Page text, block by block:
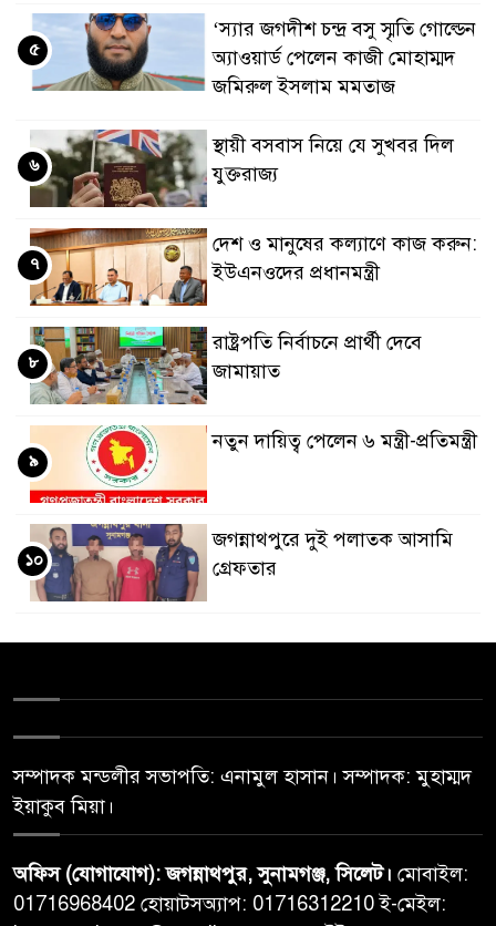
‘স্যার জগদীশ চন্দ্র বসু স্মৃতি গোল্ডেন
অ্যাওয়ার্ড পেলেন কাজী মোহাম্মদ
জমিরুল ইসলাম মমতাজ
৫
স্থায়ী বসবাস নিয়ে যে সুখবর দিল
যুক্তরাজ্য
৬
দেশ ও মানুষের কল্যাণে কাজ করুন:
ইউএনওদের প্রধানমন্ত্রী
৭
রাষ্ট্রপতি নির্বাচনে প্রার্থী দেবে
জামায়াত
৮
নতুন দায়িত্ব পেলেন ৬ মন্ত্রী-প্রতিমন্ত্রী
৯
জগন্নাথপুরে দুই পলাতক আসামি
গ্রেফতার
১০
সম্পাদক মন্ডলীর সভাপতি: এনামুল হাসান। সম্পাদক: মুহাম্মদ
ইয়াকুব মিয়া।
অফিস (যোগাযোগ): জগন্নাথপুর, সুনামগঞ্জ, সিলেট। মোবাইল:
01716968402 হোয়াটসঅ্যাপ: 01716312210 ই-মেইল: